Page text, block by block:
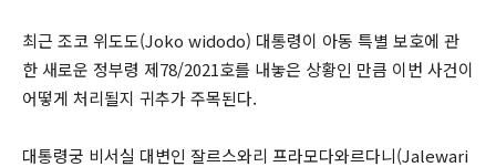
최근 조코 위도도(Joko widodo) 대통령이 아동 특별 보호에 관
한 새로운 정부령 제78/2021호를 내놓은 상황인 만큼 이번 사건이
어떻게 처리될지 귀추가 주목된다.
대통령궁 비서실 대변인 잘르스와리 프라모다와르다니(Jalewari